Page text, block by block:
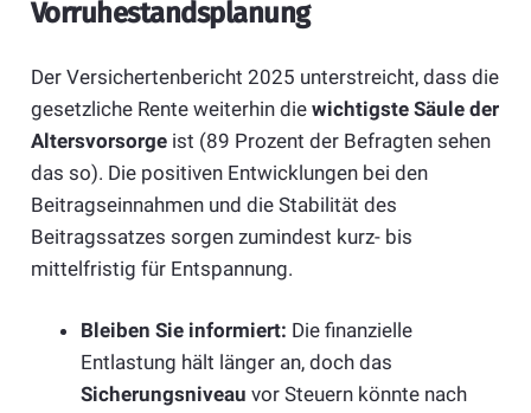
Vorruhestandsplanung
Der Versichertenbericht 2025 unterstreicht, dass die
gesetzliche Rente weiterhin die wichtigste Säule der
Altersvorsorgeist (89 Prozent der Befragten sehen
das so). Die positiven Entwicklungen bei den
Beitragseinnahmen und die Stabilität des
Beitragssatzes sorgen zumindest kurz- bis
mittelfristig für Entspannung.
Bleiben Sie informiert: Die finanzielle
Entlastung hält länger an, doch das
Sicherungsniveau vor Steuern könnte nach